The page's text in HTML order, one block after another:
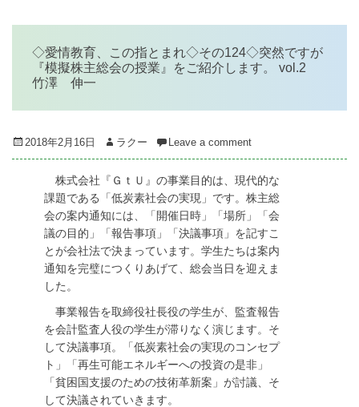
◇愛情教育、この指とまれ◇その124◇突然ですが
『模擬株主総会の授業』をご紹介します。 vol.2
竹澤 伸一
Posted
on
2018年2月16日 Author
ラクー Leave a comment
株式会社『ＧｔＵ』の事業目的は、現代的な
課題である「低炭素社会の実現」です。株主総
会の案内通知には、「開催日時」「場所」「会
議の目的」「報告事項」「決議事項」を記すこ
とが会社法で決まっています。学生たちは案内
通知を完璧につくりあげて、総会当日を迎えま
した。
事業報告を取締役社長役の学生が、監査報告
を会計監査人役の学生が滞りなく演じます。そ
して決議事項。「低炭素社会の実現のコンセプ
ト」「再生可能エネルギーへの投資の是非」
「貧困国支援のための技術革新案」が討議、そ
して決議されていきます。